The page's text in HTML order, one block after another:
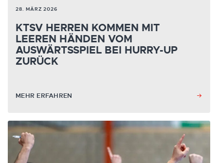
28. MÄRZ 2026
KTSV HERREN KOMMEN MIT
LEEREN HÄNDEN VOM
AUSWÄRTSSPIEL BEI HURRY-UP
ZURÜCK
MEHR ERFAHREN